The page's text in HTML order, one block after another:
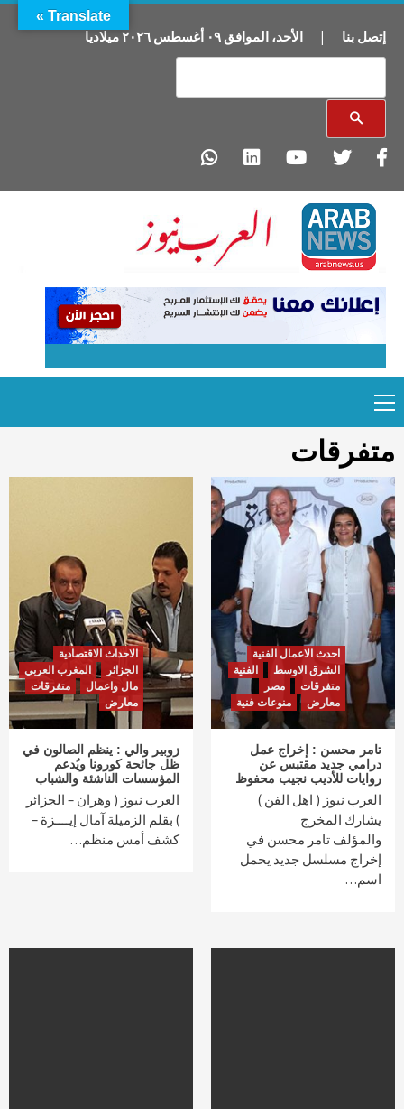
إتصل بنا | الأحد، الموافق٠٩ أغسطس ٢٠٢٦ميلاديا
to
content
Menu
متفرقات
احدث الاعمال الفنية
الشرق الاوسط
الفنية
متفرقات
مصر
معارض
منوعات فنية
تامر محسن : إخراج عمل
درامي جديد مقتبس عن
روايات للأديب نجيب محفوظ
العرب نيوز ( اهل الفن )
يشارك المخرج
والمؤلف تامر محسن في
إخراج مسلسل جديد يحمل
اسم…
الاحداث الاقتصادية
الجزائر
المغرب العربي
مال واعمال
متفرقات
معارض
زوبير والي : ينظم الصالون في
ظل جائحة كورونا ويُدعم
المؤسسات الناشئة والشباب
العرب نيوز ( وهران – الجزائر
) بقلم الزميلة آمال إيــــزة –
كشف أمس منظم…
Translate »